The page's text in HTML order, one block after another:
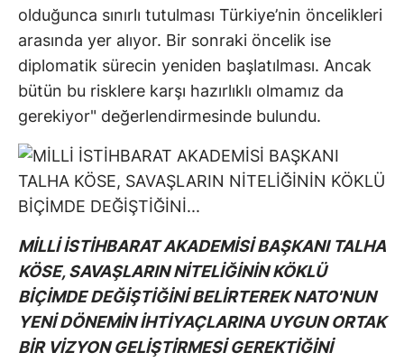
olduğunca sınırlı tutulması Türkiye’nin öncelikleri
arasında yer alıyor. Bir sonraki öncelik ise
diplomatik sürecin yeniden başlatılması. Ancak
bütün bu risklere karşı hazırlıklı olmamız da
gerekiyor" değerlendirmesinde bulundu.
MİLLİ İSTİHBARAT AKADEMİSİ BAŞKANI TALHA
KÖSE, SAVAŞLARIN NİTELİĞİNİN KÖKLÜ
BİÇİMDE DEĞİŞTİĞİNİ BELİRTEREK NATO'NUN
YENİ DÖNEMİN İHTİYAÇLARINA UYGUN ORTAK
BİR VİZYON GELİŞTİRMESİ GEREKTİĞİNİ